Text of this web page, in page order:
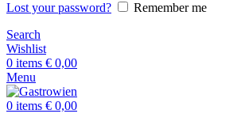
Lost your password?
Remember me
Search
Wishlist
0 items € 0,00
Menu
0 items € 0,00